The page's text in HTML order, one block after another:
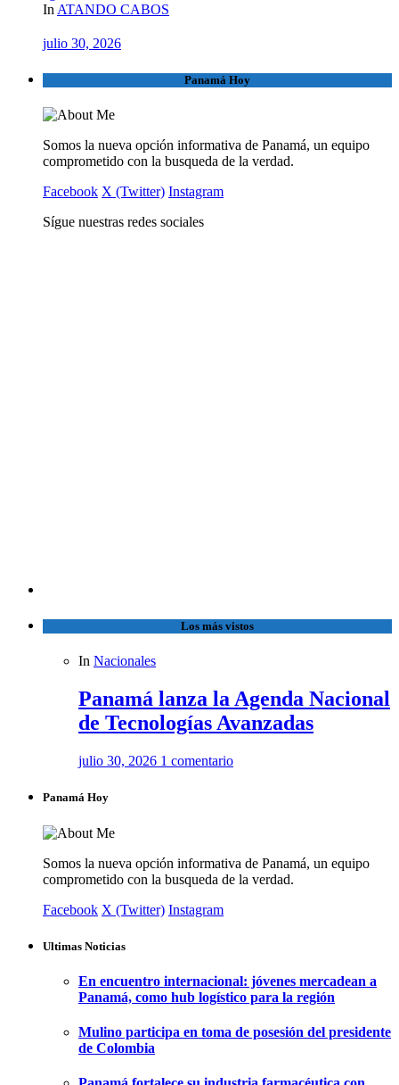
In ATANDO CABOS
julio 30, 2026
Panamá Hoy
Somos la nueva opción informativa de Panamá, un equipo
comprometido con la busqueda de la verdad.
Facebook X (Twitter) Instagram
Sígue nuestras redes sociales
Los más vistos
In Nacionales
Panamá lanza la Agenda Nacional
de Tecnologías Avanzadas
julio 30, 2026 1 comentario
Panamá Hoy
Somos la nueva opción informativa de Panamá, un equipo
comprometido con la busqueda de la verdad.
Facebook X (Twitter) Instagram
Ultimas Noticias
En encuentro internacional: jóvenes mercadean a
Panamá, como hub logístico para la región
Mulino participa en toma de posesión del presidente
de Colombia